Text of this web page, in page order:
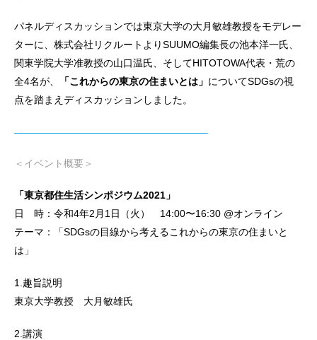
パネルディスカッションでは東京大学の大月敏雄教授をモデレー
ターに、株式会社リクルートよりSUUMO編集長の池本洋一氏、
関東学院大学准教授の山口温氏、そしてHITOTOWA代表・荒の
全4名が、
「これからの東京の住まいとは」 についてSDGsの視
点を踏まえディスカッションしました。
———————————————————–
＜イベント概要＞
「東京都住生活シンポジウム2021」
日 時：令和4年2月1日（火） 14:00〜16:30 @オンライン
テーマ：「SDGsの目線から考えるこれからの東京の住まいと
は」
1.趣旨説明
東京大学教授 大月敏雄氏
2.講演